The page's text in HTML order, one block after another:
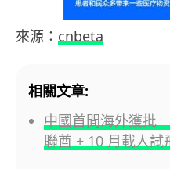
來源： cnbeta
相關文章:
中國首間海外獲批
聯酋 + 10 月載人試